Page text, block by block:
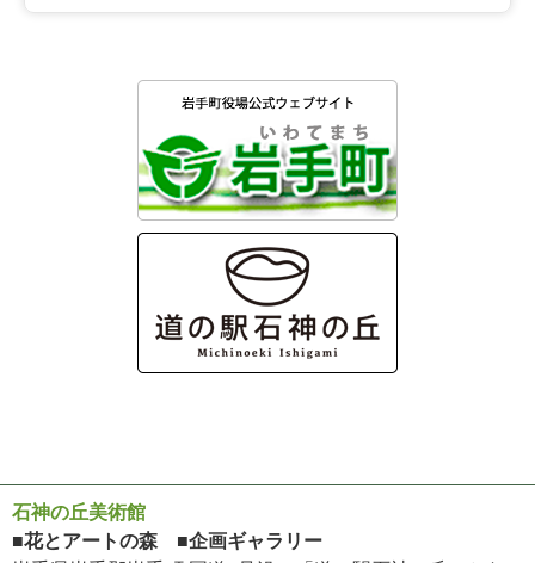
石神の丘美術館
■花とアートの森 ■企画ギャラリー